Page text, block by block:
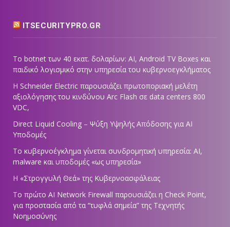
ITSECURITYPRO.GR
Το botnet των 40 εκατ. δολαρίων: AI, Android TV Boxes και
παιδικό λογισμικό στην υπηρεσία του κυβερνοεγκλήματος
Η Schneider Electric παρουσιάζει πρωτοποριακή μελέτη
αξιολόγησης του κινδύνου Arc Flash σε data centers 800
VDC,
Direct Liquid Cooling – Ψύξη Υψηλής Απόδοσης για AI
Υποδομές
Το κυβερνοέγκλημα γίνεται συνδρομητική υπηρεσία: AI,
malware και υποδομές «ως υπηρεσία»
Η «Στρογγυλή Θεά» της Κυβερνοασφάλειας
Tο πρώτο AI Network Firewall παρουσιάζει η Check Point,
για προστασία από τα “τυφλά σημεία” της Τεχνητής
Νοημοσύνης